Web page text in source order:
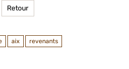
Retour
aix revenants